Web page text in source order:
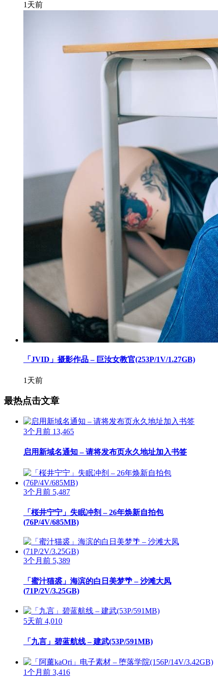
1天前
「JVID」摄影作品 – 巨汝女教官(253P/1V/1.27GB)
1天前
最热点击文章
3个月前 13,465
启用新域名通知 – 请将发布页永久地址加入书签
3个月前 5,487
「桜井宁宁」失眠冲剂 – 26年焕新自拍包
(76P/4V/685MB)
3个月前 5,389
「蜜汁猫裘」海滨的白日美梦🌴 – 沙滩大凤
(71P/2V/3.25GB)
5天前 4,010
「九言」碧蓝航线 – 建武(53P/591MB)
1个月前 3,416